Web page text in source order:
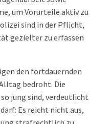
um Vorurteile aktiv zu
sind in der Pflicht,
gezielter zu erfassen
den fortdauernden
bedroht. Die
jung sind, verdeutlicht
Es reicht nicht aus,